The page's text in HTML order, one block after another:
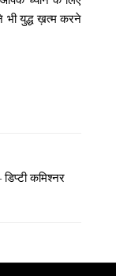
भी युद्ध ख़त्म करने
कमिश्नर